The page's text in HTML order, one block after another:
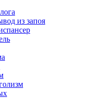
из запоя